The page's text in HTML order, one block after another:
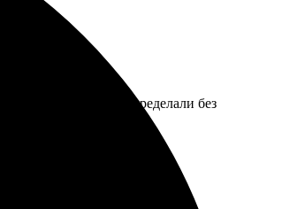
пошёл навстречу, переделали без